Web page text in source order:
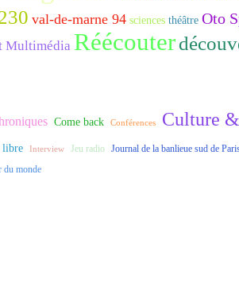
val-de-marne 94 sciences théâtre Oto
Multimédia Réécouter
Come back Conférences Culture
libre Interview Jeu radio Journal de la banlieue sud de
du monde